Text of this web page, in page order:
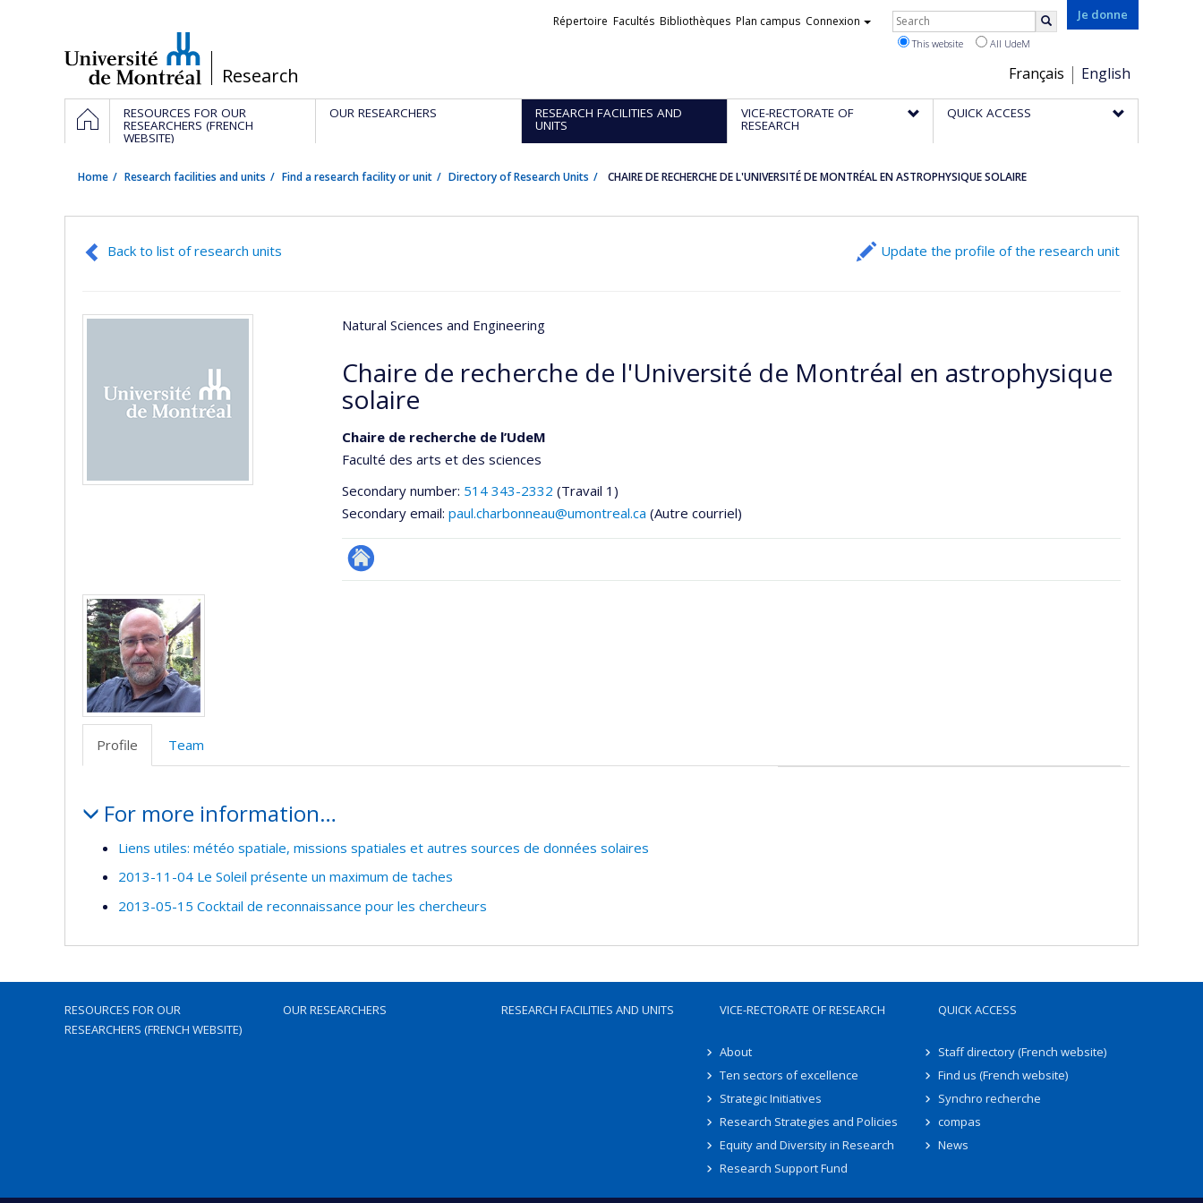
/Research
Je donne
Choix
de
la
Français English
Liens
Répertoire Facultés Bibliothèques Plan campus Connexion Rechercher
This website All UdeM
Navigation
principale
HOMERESOURCES FOR OUR
RESEARCHERS (FRENCH
WEBSITE)
OUR RESEARCHERS RESEARCH FACILITIES AND
UNITS
VICE-RECTORATE OF
RESEARCH
QUICK ACCESS
Home Research facilities and units Find a research facility or unit Directory of Research Units CHAIRE DE RECHERCHE DE L'UNIVERSITÉ DE MONTRÉAL EN ASTROPHYSIQUE SOLAIRE
Back to list of research units Update the profile of the research unit
Natural Sciences and Engineering
Chaire de recherche de l'Université de Montréal en astrophysique
solaire
Chaire de recherche de l’UdeM
Faculté des arts et des sciences
Secondary number: 514 343-2332 (Travail 1)
Secondary email: paul.charbonneau@umontreal.ca (Autre courriel)
Site
Media
Profile Team
For more information…
Liens utiles: météo spatiale, missions spatiales et autres sources de données solaires
2013-11-04 Le Soleil présente un maximum de taches
2013-05-15 Cocktail de reconnaissance pour les chercheurs
RESOURCES FOR OUR
RESEARCHERS (FRENCH WEBSITE)
OUR RESEARCHERS RESEARCH FACILITIES AND UNITS VICE-RECTORATE OF RESEARCH
About
Ten sectors of excellence
Strategic Initiatives
Research Strategies and Policies
Equity and Diversity in Research
Research Support Fund
QUICK ACCESS
Staff directory (French website)
Find us (French website)
Synchro recherche
compas
News